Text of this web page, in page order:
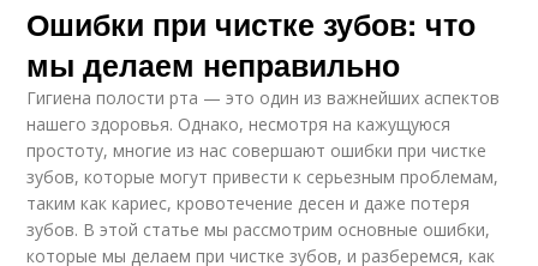
Ошибки при чистке зубов: что
мы делаем неправильно
Гигиена полости рта — это один из важнейших аспектов
нашего здоровья. Однако, несмотря на кажущуюся
простоту, многие из нас совершают ошибки при чистке
зубов, которые могут привести к серьезным проблемам,
таким как кариес, кровотечение десен и даже потеря
зубов. В этой статье мы рассмотрим основные ошибки,
которые мы делаем при чистке зубов, и разберемся, как